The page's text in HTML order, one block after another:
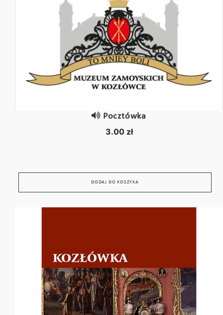
Pocztówka
3.00 zł
DODAJ DO KOSZYKA